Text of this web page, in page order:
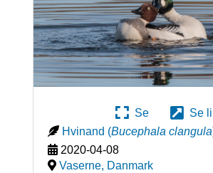
Se
Se
Hvinand (Bucephala clangula
2020-04-08
Vaserne, Danmark